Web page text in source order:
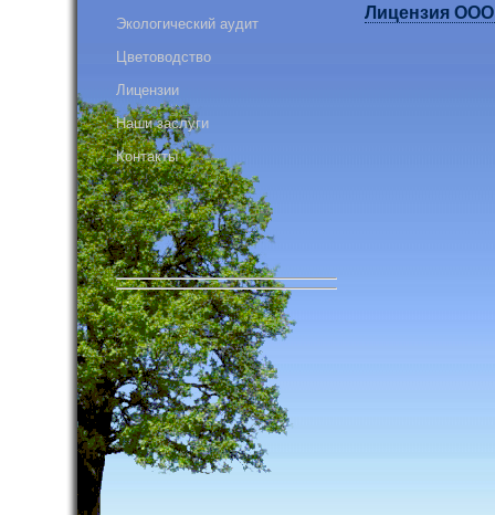
Экологический аудит
Цветоводство
Лицензии
Наши заслуги
Контакты
Лицензия